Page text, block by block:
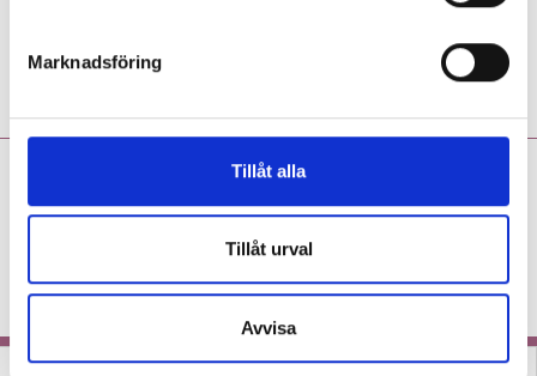
Marknadsföring
Tillåt alla
Tillåt urval
Avvisa
DEBATT
Lärarstudenten om att avancerad
Anne-Marie Körling:Dagen
jag litade som mest på min
KRÖNIKA ”Det var närmast en chock att för